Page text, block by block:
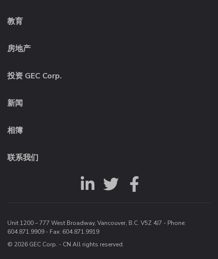
教育
房地产
投资 GEC Corp.
新闻
相簿
联系我们
Unit 1200 – 777 West Broadway, Vancouver, B.C. V5Z 4J7 - Phone:
604.871.9909 - Fax: 604.871.9919
© 2026 GEC Corp. - CN All rights reserved.